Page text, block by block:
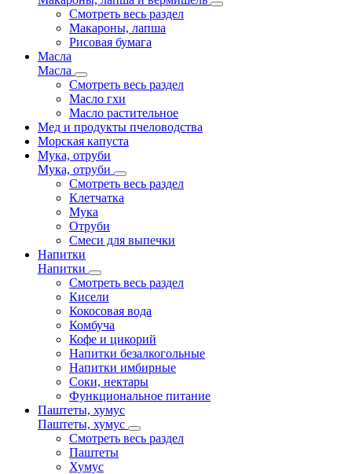
Смотреть весь раздел
Макароны, лапша
Рисовая бумага
Масла
Масла
Смотреть весь раздел
Масло гхи
Масло растительное
Мед и продукты пчеловодства
Морская капуста
Мука, отруби
Мука, отруби
Смотреть весь раздел
Клетчатка
Мука
Отруби
Смеси для выпечки
Напитки
Напитки
Смотреть весь раздел
Кисели
Кокосовая вода
Комбуча
Кофе и цикорий
Напитки безалкогольные
Напитки имбирные
Соки, нектары
Функциональное питание
Паштеты, хумус
Паштеты, хумус
Смотреть весь раздел
Паштеты
Хумус